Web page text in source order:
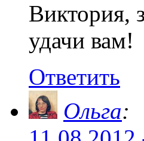
Виктория,
удачи вам!
Ответить
Ольга: